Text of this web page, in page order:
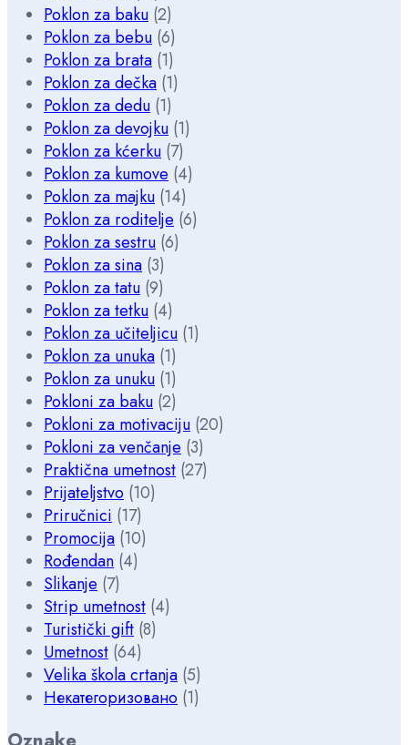
Poklon za baku (2)
Poklon za bebu (6)
Poklon za brata (1)
Poklon za dečka (1)
Poklon za dedu (1)
Poklon za devojku (1)
Poklon za kćerku (7)
Poklon za kumove (4)
Poklon za majku (14)
Poklon za roditelje (6)
Poklon za sestru (6)
Poklon za sina (3)
Poklon za tatu (9)
Poklon za tetku (4)
Poklon za učiteljicu (1)
Poklon za unuka (1)
Poklon za unuku (1)
Pokloni za baku (2)
Pokloni za motivaciju (20)
Pokloni za venčanje (3)
Praktična umetnost (27)
Prijateljstvo (10)
Priručnici (17)
Promocija (10)
Rođendan (4)
Slikanje (7)
Strip umetnost (4)
Turistički gift (8)
Umetnost (64)
Velika škola crtanja (5)
Некатегоризовано (1)